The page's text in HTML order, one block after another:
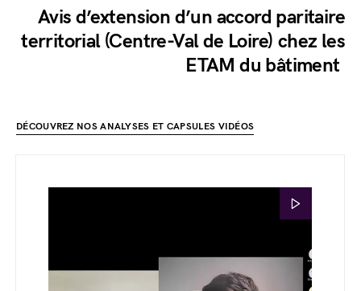
Avis d’extension d’un accord paritaire
territorial (Centre-Val de Loire) chez les
ETAM du bâtiment
DÉCOUVREZ NOS ANALYSES ET CAPSULES VIDÉOS